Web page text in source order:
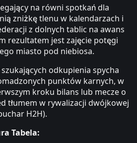
na równi spotkań dla
zniżkę tlenu w kalendarzach i
z dolnych tablic na awans
rezultatem jest zajęcie potęgi
miasto pod niebiosa.
odkupienia spycha
punktów karnych, w
kroku bilans lub mecze o
tłumem w rywalizacji dwójkowej
H2H).
Tabela: